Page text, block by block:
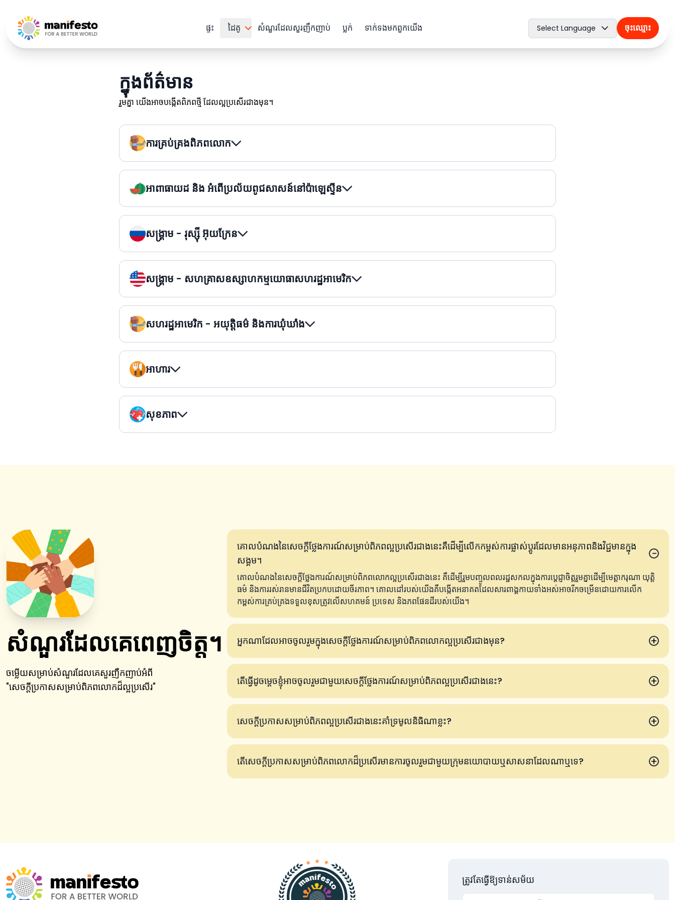
Your Company
ផ្ទះ ដៃគូ សំណួរដែលសួរញឹកញាប់ ប្លក់ ទាក់ទង​មក​ពួក​យើង Select Language ចុះឈ្មោះ
ក្នុង​ព័ត៌មាន
រួមគ្នា យើងអាចបង្កើតពិភពថ្មី ដែលល្អប្រសើរជាងមុន។
ការគ្រប់គ្រងពិភពលោក
អាពាធាយដ និង អំពើប្រល័យពូជសាសន៍នៅប៉ាឡេស្ទីន
សង្គ្រាម - រុស្ស៊ី អ៊ុយក្រែន
សង្គ្រាម - សហគ្រាសឧស្សាហកម្មយោធាសហរដ្ឋអាមេរិក
សហរដ្ឋអាមេរិក - អយុត្តិធម៌ និងការឃុំឃាំង
អាហារ
សុខភាព
សំណួរដែលគេពេញចិត្ត។
ចម្លើយសម្រាប់សំណួរដែលគេសួរញឹកញាប់អំពី
"សេចក្តីប្រកាសសម្រាប់ពិភពលោកដ៏ល្អប្រសើរ"
គោលបំណងនៃសេចក្តីថ្លែងការណ៍សម្រាប់ពិភពល្អប្រសើរជាងនេះគឺដើម្បីលើកកម្ពស់ការផ្លាស់ប្តូរដែលមានអនុភាពនិងវិជ្ជមានក្នុង
សង្គម។
−
គោលបំណងនៃសេចក្តីថ្លែងការណ៍សម្រាប់ពិភពលោកល្អប្រសើរជាងនេះ គឺដើម្បីរួមបញ្ចូលពលរដ្ឋសកលក្នុងការប្តេជ្ញាចិត្តរួមគ្នាដើម្បីមេត្តាករុណា យុត្តិ
ធម៌ និងការរស់រានមានជីវិតប្រកបដោយចីរភាព។ គោលដៅរបស់យើងគឺបង្កើតអនាគតដែលសារពាង្គកាយទាំងអស់អាចរីកចម្រើនដោយការលើក
កម្ពស់ការគ្រប់គ្រងទទួលខុសត្រូវលើសហគមន៍ ប្រទេស និងភពផែនដីរបស់យើង។
អ្នកណាដែលអាចចូលរួមក្នុងសេចក្តីថ្លែងការណ៍សម្រាប់ពិភពលោកល្អប្រសើរជាងមុន? +
តើធ្វើដូចម្តេចខ្ញុំអាចចូលរួមជាមួយសេចក្តីថ្លែងការណ៍សម្រាប់ពិភពល្អប្រសើរជាងនេះ? +
សេចក្តីប្រកាសសម្រាប់ពិភពល្អប្រសើរជាងនេះគាំទ្រមូលនិធិណាខ្លះ? +
តើសេចក្តីប្រកាសសម្រាប់ពិភពលោកដ៏ប្រសើរមានការចូលរួមជាមួយក្រុមនយោបាយឬសាសនាដែលណាឬទេ? +
ត្រូវតែធ្វើឱ្យទាន់សម័យ